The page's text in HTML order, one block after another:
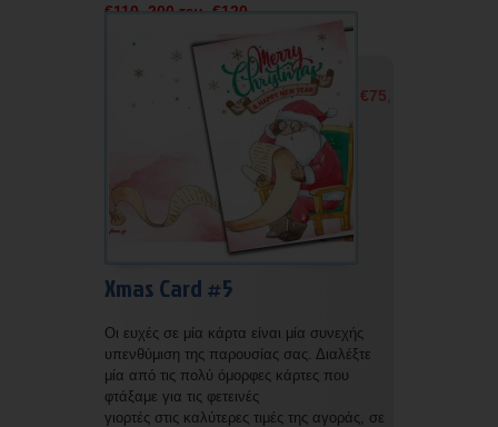
€110
200 τεμ. €120
Οι τιμές μας χωρίς εκτύπωση και χωρίς
φάκελο είναι οι εξής:
50 τεμ. €50 100 τεμ. €60,150 τεμ. €75
Xmas Card #5
Οι ευχές σε μία κάρτα είναι μία συνεχής
υπενθύμιση της παρουσίας σας. Διαλέξτε
μία από τις πολύ όμορφες κάρτες που
φτάξαμε για τις φετεινές
γιορτές στις καλύτερες τιμές της αγοράς, σε